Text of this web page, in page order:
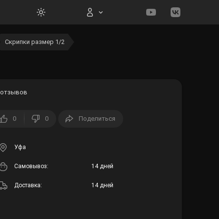
Скрипки размер 1/2
0 0 Поделиться
Уфа
Cамовывоз: 14 дней
Доставка: 14 дней